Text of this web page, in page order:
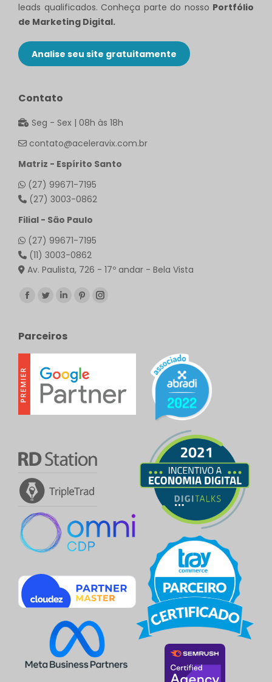
leads qualificados. Conheça parte do nosso Portfólio
de Marketing Digital.
Analise seu site gratuitamente
Contato
Seg - Sex | 08h às 18h
contato@aceleravix.com.br
Matriz - Espírito Santo
(27) 99671-7195
(27) 3003-0862
Filial - São Paulo
(27) 99671-7195
(11) 3003-0862
Av. Paulista, 726 - 17º andar - Bela Vista
Encontre-nos em:
Facebook
opens
new
window
Twitter
opens
new
window
Linkedin
opens
new
window
Pinterest
new
window
Instagram
Parceiros